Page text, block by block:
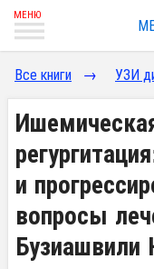
Все книги → УЗИ
и
вопросы